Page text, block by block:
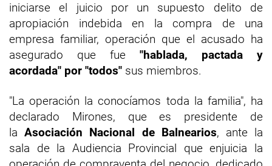
iniciarse el juicio por un supuesto delito de
apropiación indebida en la compra de una
empresa familiar, operación que el acusado ha
asegurado que fue "hablada, pactada y
acordada" por "todos" sus miembros.
"La operación la conocíamos toda la familia", ha
declarado Mirones, que es presidente de
laAsociación Nacional de Balnearios, ante la
sala de la Audiencia Provincial que enjuicia la